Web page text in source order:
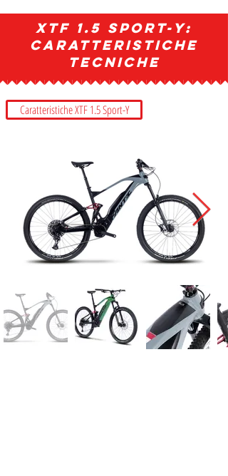
XTF 1.5 SPORT-Y:
Caratteristiche
Tecniche
Caratteristiche XTF 1.5 Sport-Y